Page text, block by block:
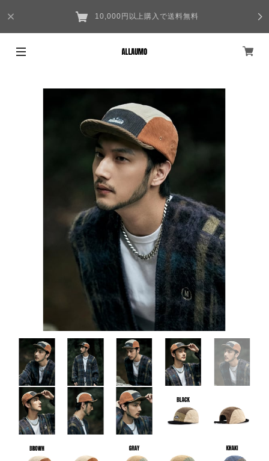
10,000円以上購入で送料無料